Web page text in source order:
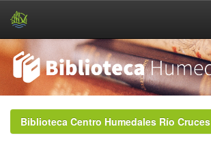
navigationBiblioteca Centro Humedales Río Cruces